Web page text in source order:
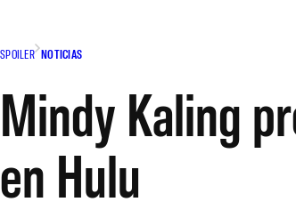
SPOILER NOTICIAS
Mindy Kaling
en Hulu